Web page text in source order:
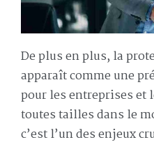
De plus en plus, la
apparaît comme une
pour les entreprises et
toutes tailles dans le
c’est l’un des enjeux